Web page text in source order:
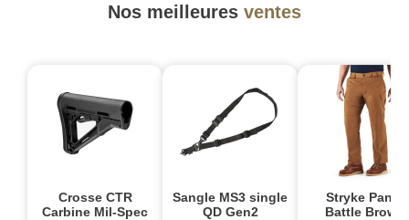
Nos meilleures ventes
Crosse CTR
Carbine Mil-Spec
Sangle MS3 single
QD Gen2
Stryke Pant -
Battle Brown